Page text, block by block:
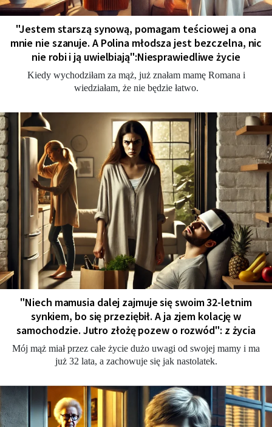
"Jestem starszą synową, pomagam teściowej a ona
mnie nie szanuje. A Polina młodsza jest bezczelna, nic
nie robi i ją uwielbiają":Niesprawiedliwe życie
Kiedy wychodziłam za mąż, już znałam mamę Romana i
wiedziałam, że nie będzie łatwo.
"Niech mamusia dalej zajmuje się swoim 32-letnim
synkiem, bo się przeziębił. A ja zjem kolację w
samochodzie. Jutro złożę pozew o rozwód": z życia
Mój mąż miał przez całe życie dużo uwagi od swojej mamy i ma
już 32 lata, a zachowuje się jak nastolatek.